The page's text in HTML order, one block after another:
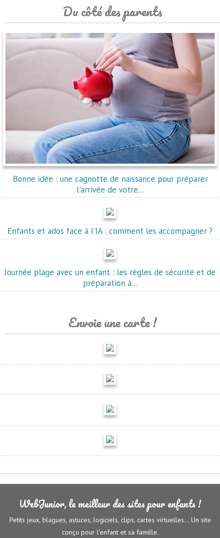
Du côté des parents
Bonne idée : une cagnotte de naissance pour préparer
l'arrivée de votre...
Enfants et ados face à l'IA : comment les accompagner ?
Journée plage avec un enfant : les règles de sécurité et de
préparation à...
Envoie une carte !
WebJunior, le meilleur des sites pour enfants !
Petits jeux, blagues, astuces, logiciels, clips, cartes virtuelles... Un site
conçu pour l'enfant et sa famille.